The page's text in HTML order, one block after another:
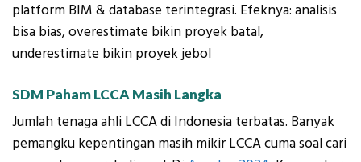
platform BIM & database terintegrasi. Efeknya: analisis
bisa bias, overestimate bikin proyek batal,
underestimate bikin proyek jebol
SDM Paham LCCA Masih Langka
Jumlah tenaga ahli LCCA di Indonesia terbatas. Banyak
pemangku kepentingan masih mikir LCCA cuma soal cari